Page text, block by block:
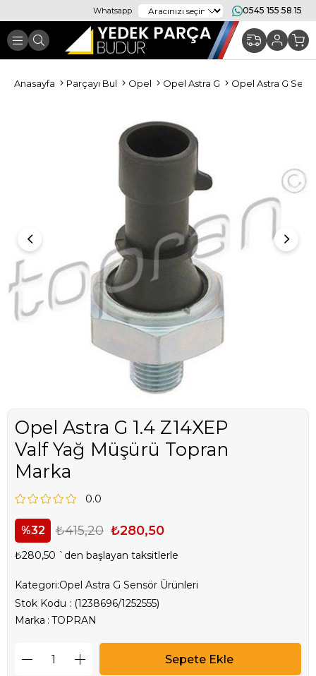
Whatsapp 0545 155 58 15
Anasayfa Parçayı Bul Opel Opel Astra G Opel Astra G
Opel Astra G 1.4 Z14XEP
Valf Yağ Müşürü Topran
Marka
0.0
32 ₺415,20 ₺280,50
₺280,50 `den başlayan taksitlerle
Kategori:Opel Astra G Sensör Ürünleri
Stok Kodu
(1238696/1252555)
Marka : TOPRAN